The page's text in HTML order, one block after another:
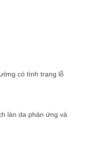
có tình trạng lỗ
làn da phản ứng và